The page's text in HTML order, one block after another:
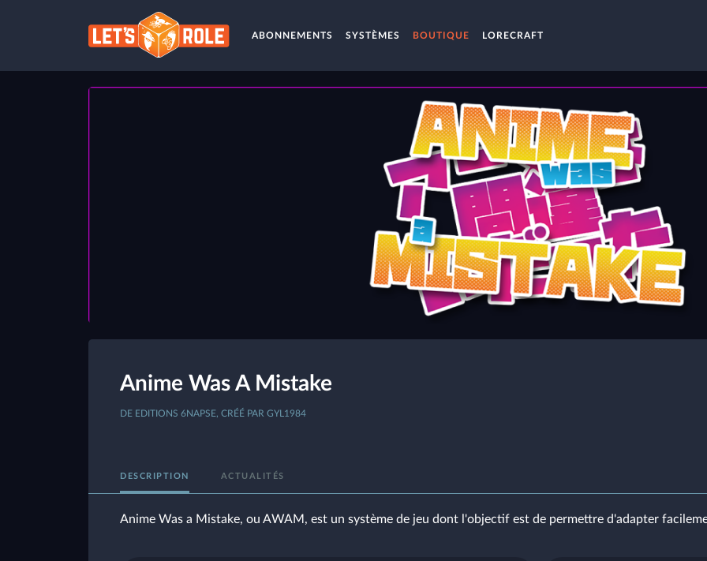
ABONNEMENTS SYSTÈMES BOUTIQUE LORECRAFT
Anime Was A Mistake
DE EDITIONS 6NAPSE, CRÉÉ PAR GYL1984
DESCRIPTION ACTUALITÉS
Anime Was a Mistake, ou AWAM, est un système de jeu dont l'objectif est de permettre d'adapter